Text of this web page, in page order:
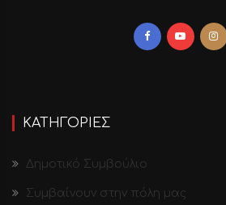
ΚΑΤΗΓΟΡΙΕΣ
Δημοτικό Συμβούλιο
Συμβαίνουν στην πόλη μας